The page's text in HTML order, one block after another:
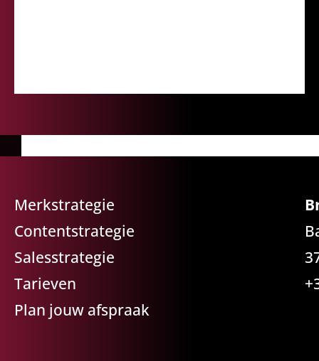
Merkstrategie
Contentstrategie
Salesstrategie
Tarieven
Plan jouw afspraak